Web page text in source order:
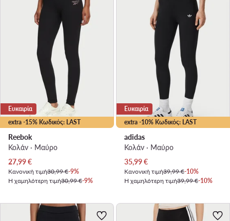
extra -15% Κωδικός: LAST
Ευκαιρία
Reebok
Κολάν · Μαύρο
Τρέχουσα τιμή
27,99€
Κανονική τιμή30,99 €-9%
Η χαμηλότερη τιμή30,99 €-9%
extra -10% Κωδικός: LAST
Ευκαιρία
adidas
Κολάν · Μαύρο
Τρέχουσα τιμή
35,99€
Κανονική τιμή39,99 €-10%
Η χαμηλότερη τιμή39,99 €-10%